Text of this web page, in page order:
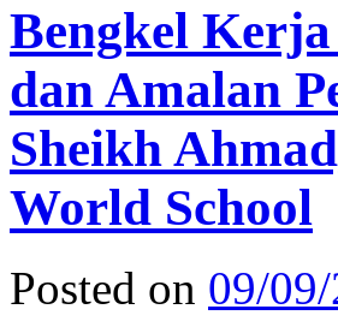
Bengkel
dan Amalan
Sheikh
World School
Posted on 09/